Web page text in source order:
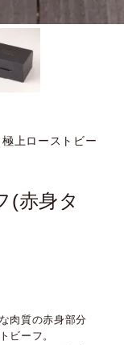
上ローストビー
(赤身タ
肉質の赤身部分
ビーフ。